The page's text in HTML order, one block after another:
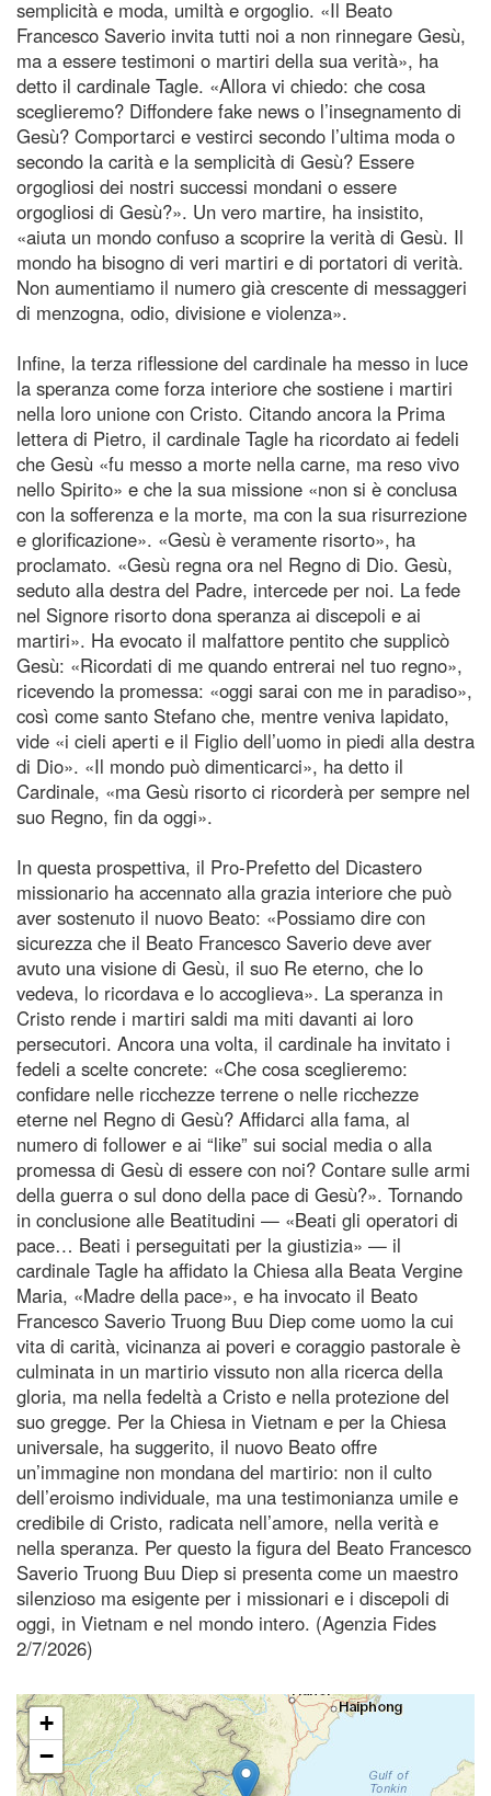
semplicità e moda, umiltà e orgoglio. «Il Beato
Francesco Saverio invita tutti noi a non rinnegare Gesù,
ma a essere testimoni o martiri della sua verità», ha
detto il cardinale Tagle. «Allora vi chiedo: che cosa
sceglieremo? Diffondere fake news o l’insegnamento di
Gesù? Comportarci e vestirci secondo l’ultima moda o
secondo la carità e la semplicità di Gesù? Essere
orgogliosi dei nostri successi mondani o essere
orgogliosi di Gesù?». Un vero martire, ha insistito,
«aiuta un mondo confuso a scoprire la verità di Gesù. Il
mondo ha bisogno di veri martiri e di portatori di verità.
Non aumentiamo il numero già crescente di messaggeri
di menzogna, odio, divisione e violenza».
Infine, la terza riflessione del cardinale ha messo in luce
la speranza come forza interiore che sostiene i martiri
nella loro unione con Cristo. Citando ancora la Prima
lettera di Pietro, il cardinale Tagle ha ricordato ai fedeli
che Gesù «fu messo a morte nella carne, ma reso vivo
nello Spirito» e che la sua missione «non si è conclusa
con la sofferenza e la morte, ma con la sua risurrezione
e glorificazione». «Gesù è veramente risorto», ha
proclamato. «Gesù regna ora nel Regno di Dio. Gesù,
seduto alla destra del Padre, intercede per noi. La fede
nel Signore risorto dona speranza ai discepoli e ai
martiri». Ha evocato il malfattore pentito che supplicò
Gesù: «Ricordati di me quando entrerai nel tuo regno»,
ricevendo la promessa: «oggi sarai con me in paradiso»,
così come santo Stefano che, mentre veniva lapidato,
vide «i cieli aperti e il Figlio dell’uomo in piedi alla destra
di Dio». «Il mondo può dimenticarci», ha detto il
Cardinale, «ma Gesù risorto ci ricorderà per sempre nel
suo Regno, fin da oggi».
In questa prospettiva, il Pro-Prefetto del Dicastero
missionario ha accennato alla grazia interiore che può
aver sostenuto il nuovo Beato: «Possiamo dire con
sicurezza che il Beato Francesco Saverio deve aver
avuto una visione di Gesù, il suo Re eterno, che lo
vedeva, lo ricordava e lo accoglieva». La speranza in
Cristo rende i martiri saldi ma miti davanti ai loro
persecutori. Ancora una volta, il cardinale ha invitato i
fedeli a scelte concrete: «Che cosa sceglieremo:
confidare nelle ricchezze terrene o nelle ricchezze
eterne nel Regno di Gesù? Affidarci alla fama, al
numero di follower e ai “like” sui social media o alla
promessa di Gesù di essere con noi? Contare sulle armi
della guerra o sul dono della pace di Gesù?». Tornando
in conclusione alle Beatitudini — «Beati gli operatori di
pace… Beati i perseguitati per la giustizia» — il
cardinale Tagle ha affidato la Chiesa alla Beata Vergine
Maria, «Madre della pace», e ha invocato il Beato
Francesco Saverio Truong Buu Diep come uomo la cui
vita di carità, vicinanza ai poveri e coraggio pastorale è
culminata in un martirio vissuto non alla ricerca della
gloria, ma nella fedeltà a Cristo e nella protezione del
suo gregge. Per la Chiesa in Vietnam e per la Chiesa
universale, ha suggerito, il nuovo Beato offre
un’immagine non mondana del martirio: non il culto
dell’eroismo individuale, ma una testimonianza umile e
credibile di Cristo, radicata nell’amore, nella verità e
nella speranza. Per questo la figura del Beato Francesco
Saverio Truong Buu Diep si presenta come un maestro
silenzioso ma esigente per i missionari e i discepoli di
oggi, in Vietnam e nel mondo intero. (Agenzia Fides
2/7/2026)
+
−